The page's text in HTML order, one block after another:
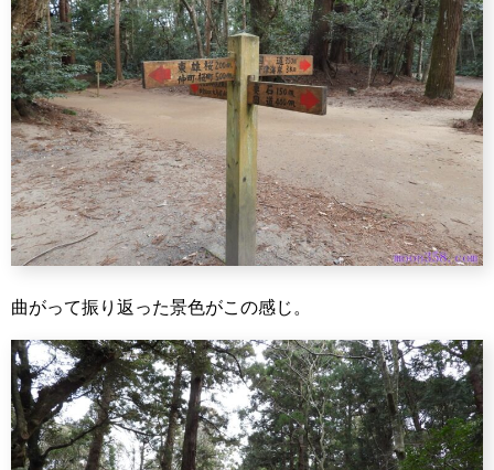
曲がって振り返った景色がこの感じ。